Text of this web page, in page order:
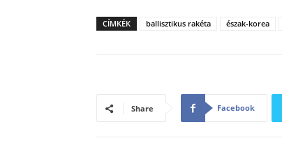
CÍMKÉK ballisztikus rakéta észak-korea
Share Facebook